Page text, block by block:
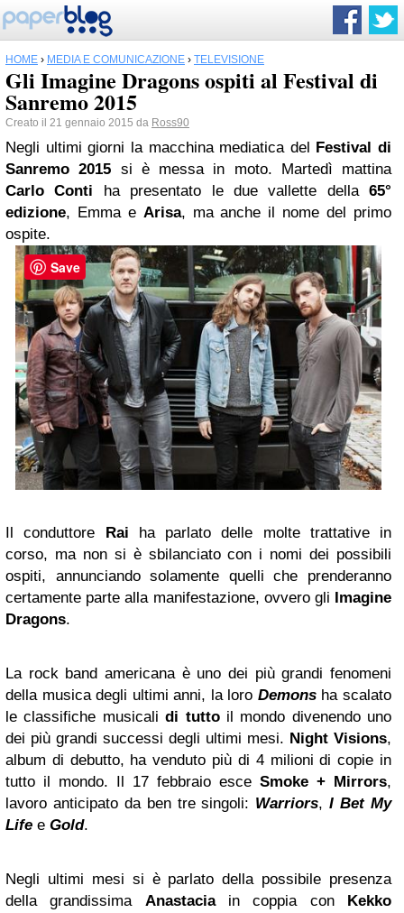
HOME › MEDIA E COMUNICAZIONE › TELEVISIONE
Gli Imagine Dragons ospiti al Festival di
Sanremo 2015
Creato il 21 gennaio 2015 da Ross90
Negli ultimi giorni la macchina mediatica del Festival di
Sanremo 2015 si è messa in moto. Martedì mattina
Carlo Conti ha presentato le due vallette della 65°
edizione, Emma e Arisa, ma anche il nome del primo
ospite.
Il conduttore Rai ha parlato delle molte trattative in
corso, ma non si è sbilanciato con i nomi dei possibili
ospiti, annunciando solamente quelli che prenderanno
certamente parte alla manifestazione, ovvero gli Imagine
Dragons.
La rock band americana è uno dei più grandi fenomeni
della musica degli ultimi anni, la loro Demonsha scalato
le classifiche musicalidi tuttoil mondo divenendo uno
dei più grandi successi degli ultimi mesi. Night Visions,
album di debutto, ha venduto più di 4 milioni di copie in
tutto il mondo. Il 17 febbraio esce Smoke + Mirrors,
lavoro anticipato da ben tre singoli: Warriors,I Bet My
Life e Gold.
Negli ultimi mesi si è parlato della possibile presenza
della grandissima Anastaciain coppia con Kekko
Save